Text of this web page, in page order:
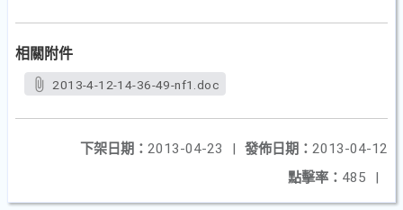
相關附件
2013-4-12-14-36-49-nf1.doc
發佈日期： 2013-04-12
下架日期： 2013-04-23
|
點擊率： 485 |